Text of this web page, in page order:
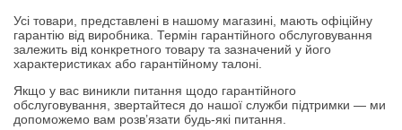
Усі товари, представлені в нашому магазині, мають офіційну
гарантію від виробника. Термін гарантійного обслуговування
залежить від конкретного товару та зазначений у його
характеристиках або гарантійному талоні.
Якщо у вас виникли питання щодо гарантійного
обслуговування, звертайтеся до нашої служби підтримки — ми
допоможемо вам розв’язати будь-які питання.